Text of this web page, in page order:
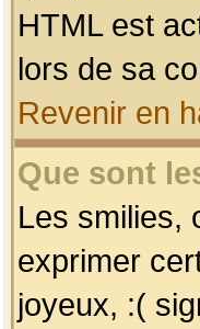
HTML est
lors de sa
Revenir en
Que sont
Les smilies,
exprimer
joyeux, :(